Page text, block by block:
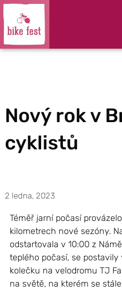
Nový rok v
cyklistů
2 ledna, 2023
Téměř jarní počasí
kilometrech nové sezóny.
odstartovala v 10:00 z
teplého počasí, se
kolečku na velodromu TJ
na světě, na kterém se